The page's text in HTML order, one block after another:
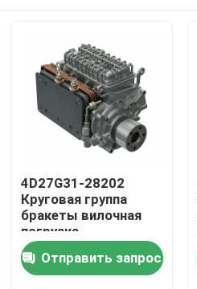
Домой
Продукты
4D27G31-28202
Круговая группа
бракеты вилочная
погрузка
оригинальные части
дизельных
двигателей
Отправить запрос